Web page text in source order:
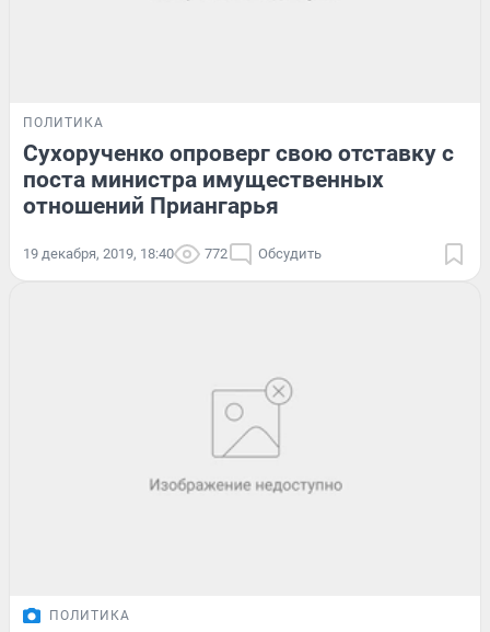
ПОЛИТИКА
Сухорученко опроверг свою отставку с
поста министра имущественных
отношений Приангарья
19 декабря, 2019, 18:40 772 Обсудить
ПОЛИТИКА